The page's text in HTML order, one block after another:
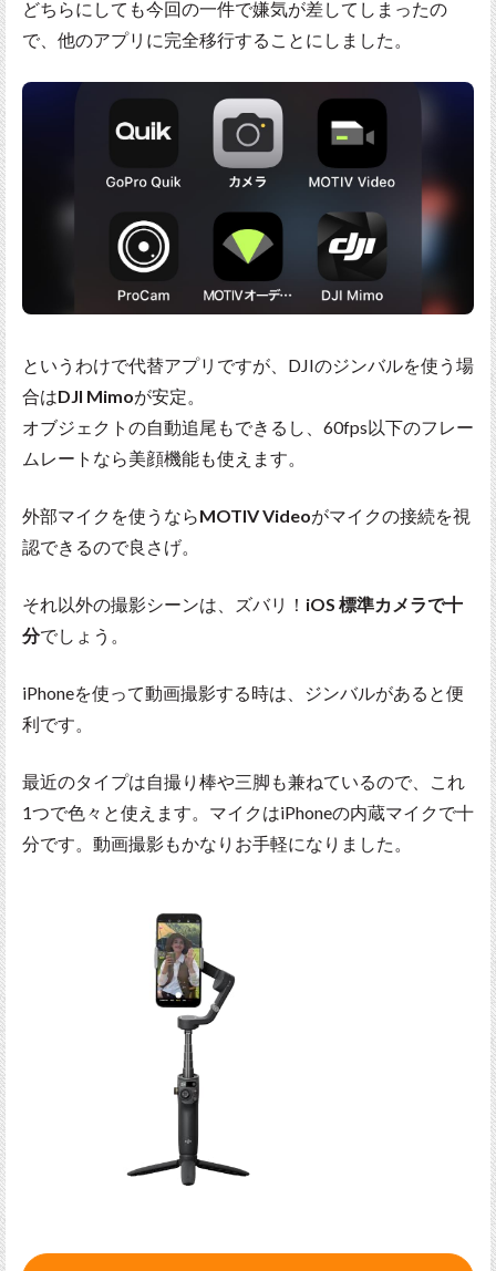
どちらにしても今回の一件で嫌気が差してしまったの
で、他のアプリに完全移行することにしました。
というわけで代替アプリですが、DJIのジンバルを使う場
合はDJI Mimoが安定。
オブジェクトの自動追尾もできるし、60fps以下のフレー
ムレートなら美顔機能も使えます。
外部マイクを使うならMOTIV Videoがマイクの接続を視
認できるので良さげ。
それ以外の撮影シーンは、ズバリ！ iOS 標準カメラで十
分でしょう。
iPhoneを使って動画撮影する時は、ジンバルがあると便
利です。
最近のタイプは自撮り棒や三脚も兼ねているので、これ
1つで色々と使えます。マイクはiPhoneの内蔵マイクで十
分です。動画撮影もかなりお手軽になりました。